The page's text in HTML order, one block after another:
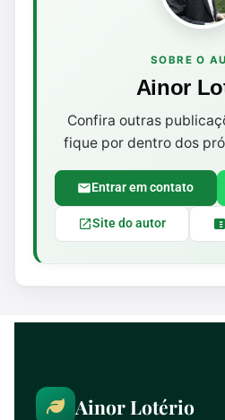
SOBRE O
Ainor
Confira outras
fique por dentro dos
Entrar em contato
Site do autor
Ainor Lotério